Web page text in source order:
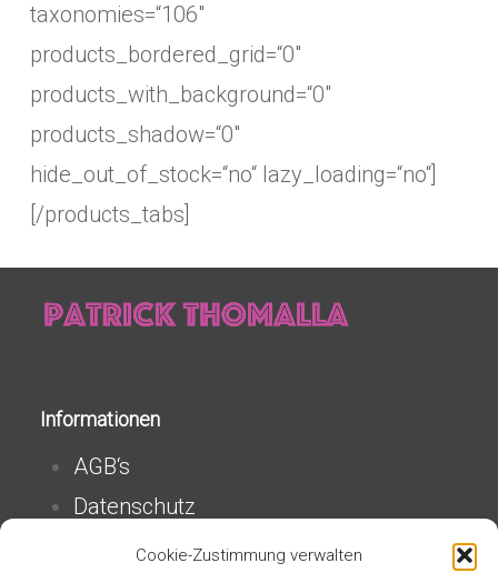
Cookie-Zustimmung verwalten
taxonomies=“106″
products_bordered_grid=“0″
products_with_background=“0″
products_shadow=“0″
hide_out_of_stock=“no“ lazy_loading=“no“]
[/products_tabs]
Informationen
AGB‘s
Datenschutz
Impressum